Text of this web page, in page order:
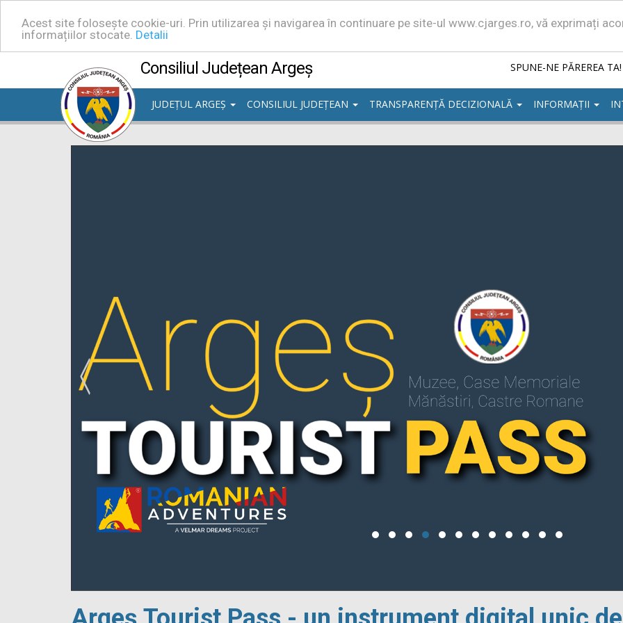
Acest site folosește cookie-uri. Prin utilizarea și navigarea în continuare pe site-ul www.cjarges.ro, vă exprimați
informațiilor stocate. Detalii
Consiliul Județean Argeș SPUNE-NE PĂREREA TA!
JUDEȚUL ARGEȘ
CONSILIUL JUDEȚEAN TRANSPARENȚĂ DECIZIONALĂ INFORMAȚII